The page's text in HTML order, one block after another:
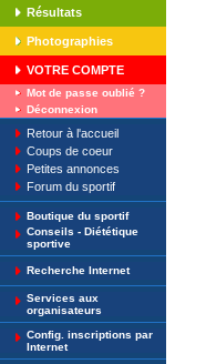
Résultats
Photographies
VOTRE COMPTE
Mot de passe oublié ?
Déconnexion
Retour à l'accueil
Coups de coeur
Petites annonces
Forum du sportif
Boutique du sportif
Conseils - Diététique
sportive
Recherche Internet
Services aux
organisateurs
Config. inscriptions par
Internet